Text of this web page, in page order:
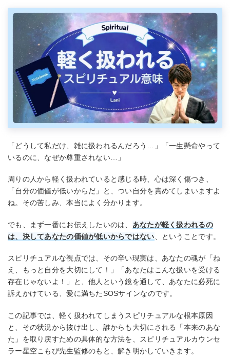
「どうして私だけ、雑に扱われるんだろう…」「一生懸命やって
いるのに、なぜか尊重されない…」
周りの人から軽く扱われていると感じる時、心は深く傷つき、
「自分の価値が低いからだ」と、つい自分を責めてしまいますよ
ね。その苦しみ、本当によく分かります。
でも、まず一番にお伝えしたいのは、 あなたが軽く扱われるの
は、決してあなたの価値が低いからではない 、ということです。
スピリチュアルな視点では、その辛い現実は、あなたの魂が「ね
え、もっと自分を大切にして！」「あなたはこんな扱いを受ける
存在じゃないよ！」と、他人という鏡を通して、あなたに必死に
訴えかけている、愛に満ちたSOSサインなのです。
この記事では、軽く扱われてしまうスピリチュアルな根本原因
と、その状況から抜け出し、誰からも大切にされる「本来のあな
た」を取り戻すための具体的な方法を、スピリチュアルカウンセ
ラー星空こもぴ先生監修のもと、解き明かしていきます。